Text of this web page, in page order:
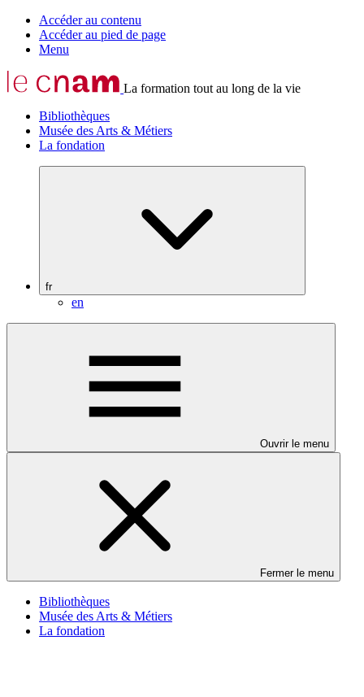
Accéder au contenu
Accéder au pied de page
Menu
La formation tout au long de la vie
Bibliothèques
Musée des Arts & Métiers
La fondation
fr
en
Ouvrir le menu
Fermer le menu
Bibliothèques
Musée des Arts & Métiers
La fondation